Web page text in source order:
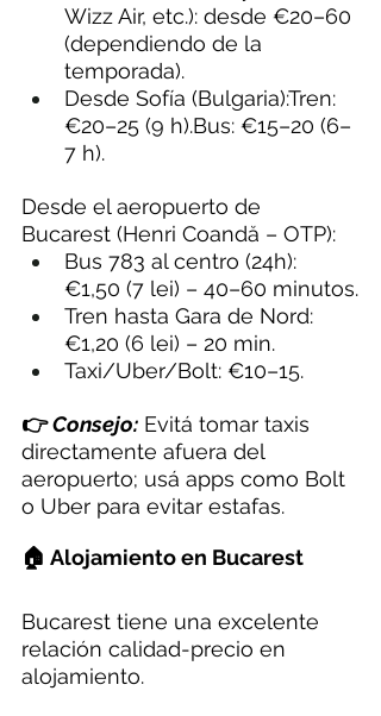
Wizz Air, etc.): desde €20–60
(dependiendo de la
temporada).
Desde Sofía (Bulgaria):Tren:
€20–25 (9 h).Bus: €15–20 (6–
7 h).
Desde el aeropuerto de
Bucarest (Henri Coandă – OTP):
Bus 783 al centro (24h):
€1,50 (7 lei) – 40–60 minutos.
Tren hasta Gara de Nord:
€1,20 (6 lei) – 20 min.
Taxi/Uber/Bolt: €10–15.
👉 Consejo: Evitá tomar taxis
directamente afuera del
aeropuerto; usá apps como Bolt
o Uber para evitar estafas.
🏠 Alojamiento en Bucarest
Bucarest tiene una excelente
relación calidad-precio en
alojamiento.